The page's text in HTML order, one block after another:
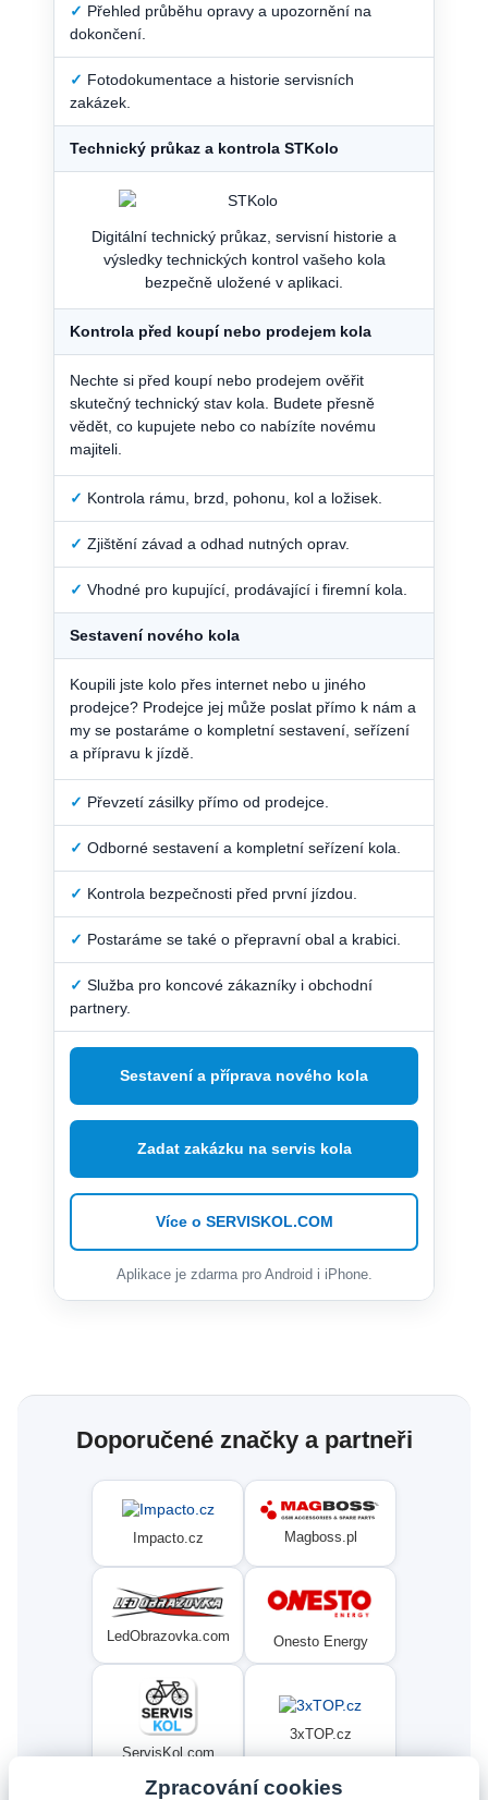
✓ Přehled průběhu opravy a upozornění na
dokončení.
✓ Fotodokumentace a historie servisních
zakázek.
Technický průkaz a kontrola STKolo
Digitální technický průkaz, servisní historie a
výsledky technických kontrol vašeho kola
bezpečně uložené v aplikaci.
Kontrola před koupí nebo prodejem kola
Nechte si před koupí nebo prodejem ověřit
skutečný technický stav kola. Budete přesně
vědět, co kupujete nebo co nabízíte novému
majiteli.
✓ Kontrola rámu, brzd, pohonu, kol a ložisek.
✓ Zjištění závad a odhad nutných oprav.
✓ Vhodné pro kupující, prodávající i firemní kola.
Sestavení nového kola
Koupili jste kolo přes internet nebo u jiného
prodejce? Prodejce jej může poslat přímo k nám a
my se postaráme o kompletní sestavení, seřízení
a přípravu k jízdě.
✓ Převzetí zásilky přímo od prodejce.
✓ Odborné sestavení a kompletní seřízení kola.
✓ Kontrola bezpečnosti před první jízdou.
✓ Postaráme se také o přepravní obal a krabici.
✓ Služba pro koncové zákazníky i obchodní
partnery.
Sestavení a příprava nového kola
Zadat zakázku na servis kola
Více o SERVISKOL.COM
Aplikace je zdarma pro Android i iPhone.
Doporučené značky a partneři
Impacto.cz Magboss.pl
LedObrazovka.com Onesto Energy
ServisKol.com
3xTOP.cz
Zpracování cookies